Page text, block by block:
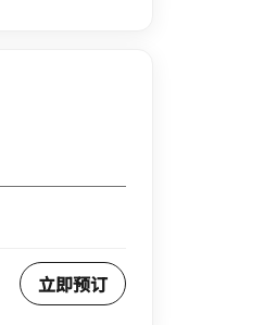
立即预订